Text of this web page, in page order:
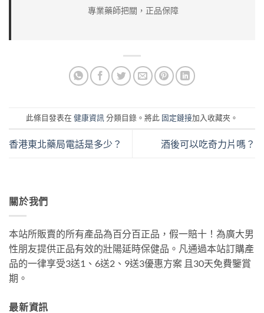
專業藥師把關，正品保障
此條目發表在 健康資訊 分類目錄。將此 固定鏈接加入收藏夾。
香港東北藥局電話是多少？ 酒後可以吃奇力片嗎？
關於我們
本站所販賣的所有產品為百分百正品，假一賠十！為廣大男
性朋友提供正品有效的壯陽延時保健品。凡通過本站訂購產
品的一律享受3送1、6送2、9送3優惠方案 且30天免費鑒賞
期。
最新資訊